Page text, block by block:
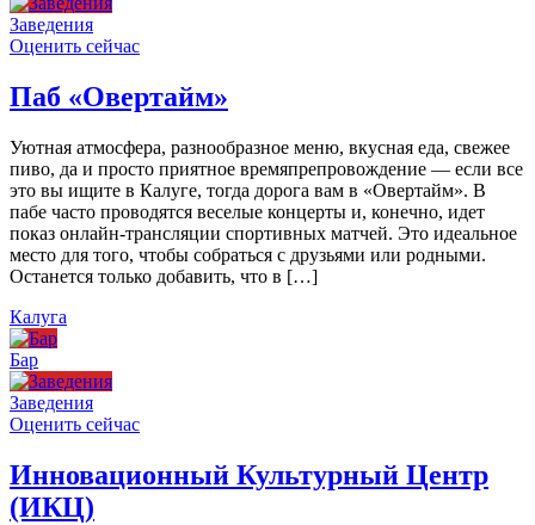
Заведения
Оценить сейчас
Паб «Овертайм»
Уютная атмосфера, разнообразное меню, вкусная еда, свежее
пиво, да и просто приятное времяпрепровождение — если все
это вы ищите в Калуге, тогда дорога вам в «Овертайм». В
пабе часто проводятся веселые концерты и, конечно, идет
показ онлайн-трансляции спортивных матчей. Это идеальное
место для того, чтобы собраться с друзьями или родными.
Останется только добавить, что в […]
Калуга
Бар
Заведения
Оценить сейчас
Инновационный Культурный Центр
(ИКЦ)